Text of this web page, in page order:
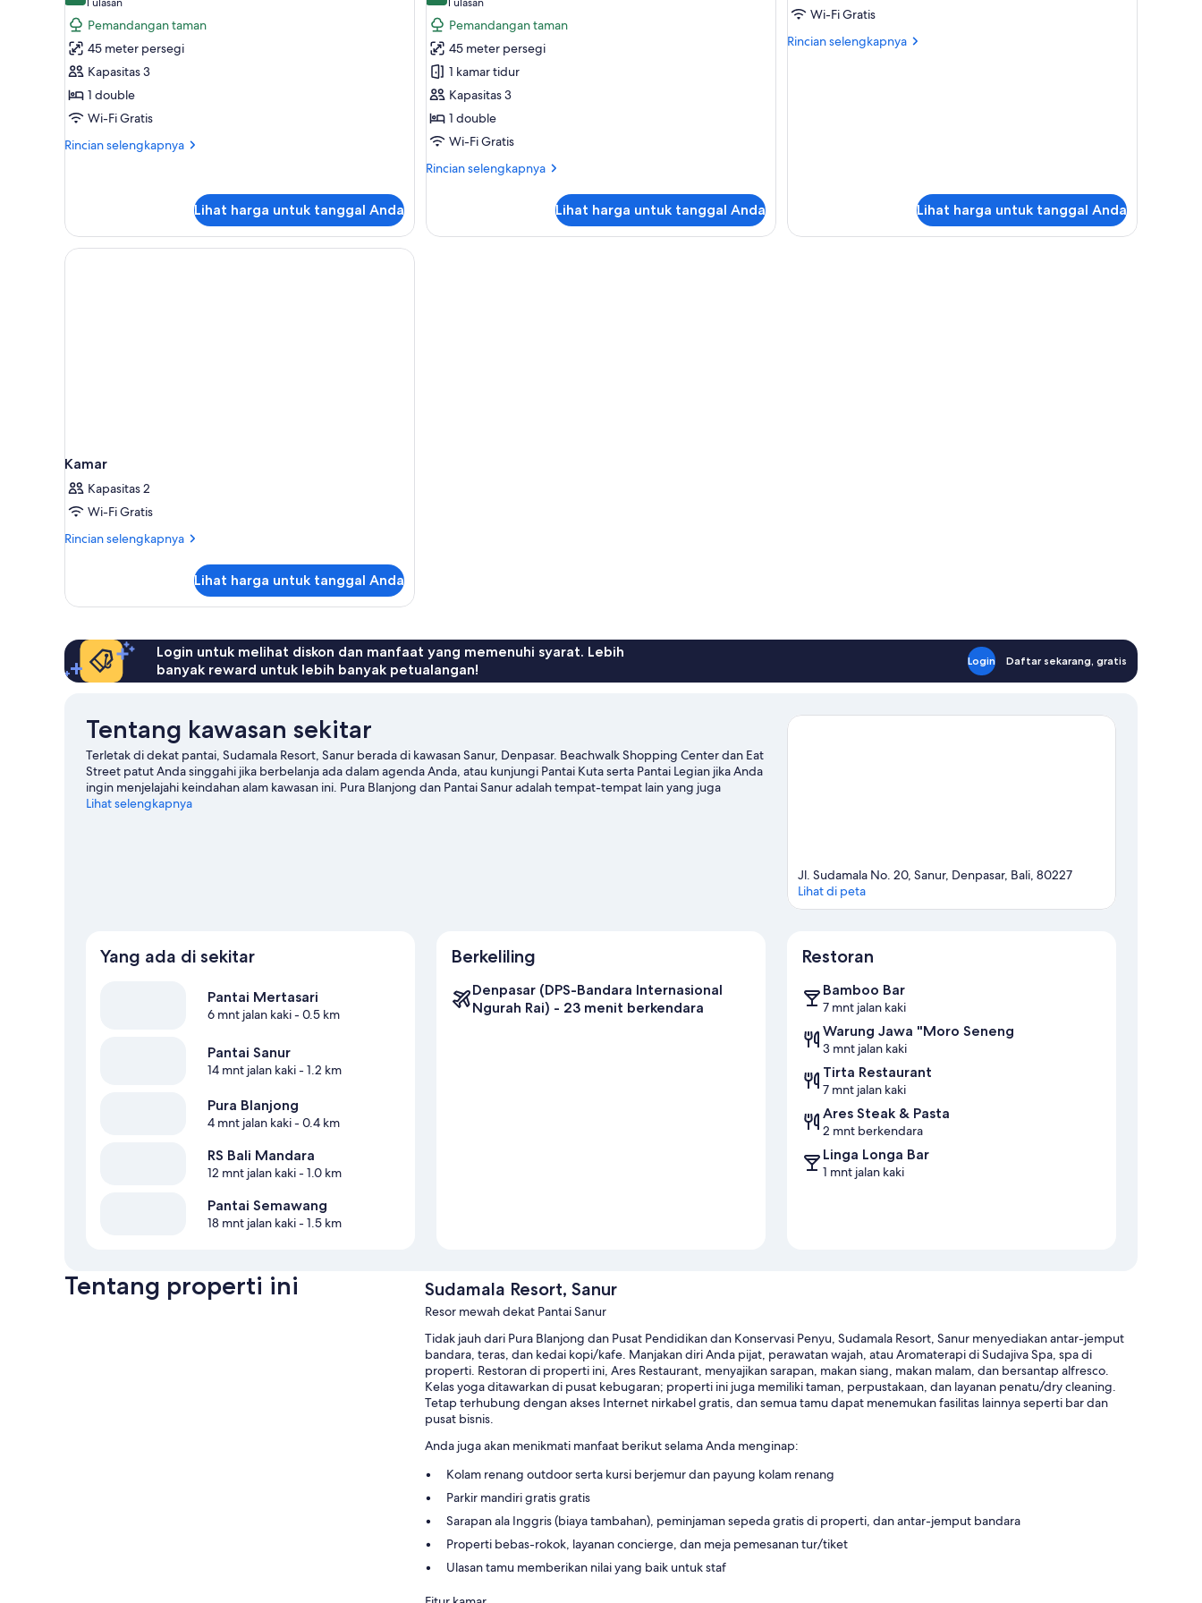
untuk
Studio
Suite
(1
ulasan)
Pemandangan taman
45 meter persegi
Kapasitas 3
1 double
Wi-Fi Gratis
Rincian selengkapnya
Rincian
Suite
Lihat harga untuk tanggal Anda
untuk
Studio
Suite,
akses
ke
kolam
renang
(1
ulasan)
Pemandangan taman
45 meter persegi
1 kamar tidur
Kapasitas 3
1 double
Wi-Fi Gratis
Rincian selengkapnya
Rincian
Studio
Lihat harga untuk tanggal Anda
untuk
Kamar
Wi-Fi Gratis
Rincian selengkapnya
Rincian
Lihat harga untuk tanggal Anda
Kamar
Kapasitas 2
Wi-Fi Gratis
Rincian selengkapnya
Rincian
Kamar
Lihat harga untuk tanggal Anda
Login untuk melihat diskon dan manfaat yang memenuhi syarat. Lebih
banyak reward untuk lebih banyak petualangan!
Login Daftar sekarang, gratis
Tentang kawasan sekitar
Terletak di dekat pantai, Sudamala Resort, Sanur berada di kawasan Sanur, Denpasar. Beachwalk Shopping Center dan Eat
Street patut Anda singgahi jika berbelanja ada dalam agenda Anda, atau kunjungi Pantai Kuta serta Pantai Legian jika Anda
ingin menjelajahi keindahan alam kawasan ini. Pura Blanjong dan Pantai Sanur adalah tempat-tempat lain yang juga
sebaiknya tidak dilewatkan. Berkayak, menyelam, dan snorkeling menawarkan kesempatan menarik untuk menjelajahi
Lihat selengkapnya
Jl. Sudamala No. 20, Sanur, Denpasar, Bali, 80227
Lihat di peta
Yang ada di sekitar
Pantai Mertasari
6 mnt jalan kaki- 0.5 km
Pantai Sanur
14 mnt jalan kaki- 1.2 km
Pura Blanjong
4 mnt jalan kaki- 0.4 km
RS Bali Mandara
12 mnt jalan kaki- 1.0 km
Pantai Semawang
18 mnt jalan kaki- 1.5 km
Berkeliling
Denpasar (DPS-Bandara Internasional
Ngurah Rai) - 23 menit berkendara
Restoran
Bamboo Bar
7 mnt jalan kaki
Warung Jawa "Moro Seneng
3 mnt jalan kaki
Tirta Restaurant
7 mnt jalan kaki
Ares Steak & Pasta
2 mnt berkendara
Linga Longa Bar
1 mnt jalan kaki
Tentang properti ini Sudamala Resort, Sanur
Resor mewah dekat Pantai Sanur
Tidak jauh dari Pura Blanjong dan Pusat Pendidikan dan Konservasi Penyu, Sudamala Resort, Sanur menyediakan antar-jemput
bandara, teras, dan kedai kopi/kafe. Manjakan diri Anda pijat, perawatan wajah, atau Aromaterapi di Sudajiva Spa, spa di
properti. Restoran di properti ini, Ares Restaurant, menyajikan sarapan, makan siang, makan malam, dan bersantap alfresco.
Kelas yoga ditawarkan di pusat kebugaran; properti ini juga memiliki taman, perpustakaan, dan layanan penatu/dry cleaning.
Tetap terhubung dengan akses Internet nirkabel gratis, dan semua tamu dapat menemukan fasilitas lainnya seperti bar dan
pusat bisnis.
Anda juga akan menikmati manfaat berikut selama Anda menginap:
Kolam renang outdoor serta kursi berjemur dan payung kolam renang
Parkir mandiri gratis gratis
Sarapan ala Inggris (biaya tambahan), peminjaman sepeda gratis di properti, dan antar-jemput bandara
Properti bebas-rokok, layanan concierge, dan meja pemesanan tur/tiket
Ulasan tamu memberikan nilai yang baik untuk staf